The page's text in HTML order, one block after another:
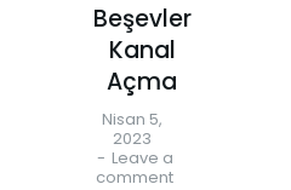
Beşevler
Kanal
Açma
Nisan 5,
2023
Leave a
comment